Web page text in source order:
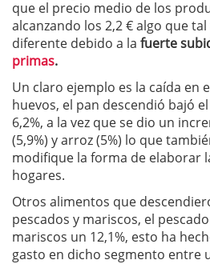
que el precio medio de los
alcanzando los 2,2 € algo que tal
diferente debido a la fuerte
primas.
Un claro ejemplo es la caída en
huevos, el pan descendió bajó
6,2%, a la vez que se dio un
(5,9%) y arroz (5%) lo que
modifique la forma de elaborar
hogares.
Otros alimentos que
pescados y mariscos, el
mariscos un 12,1%, esto ha
gasto en dicho segmento entre